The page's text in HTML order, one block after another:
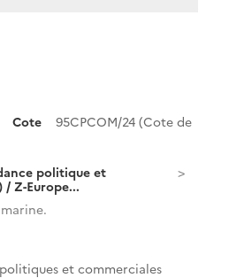
Cote
95CPCOM/24 (Cote de
politique et
/ Z-Europe...
et commerciales